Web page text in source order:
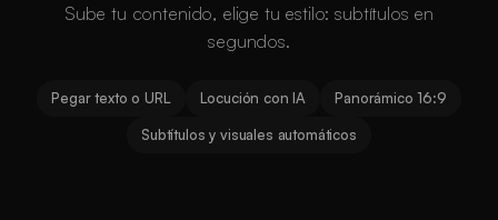
Sube tu contenido, elige tu estilo: subtítulos en
segundos.
Pegar texto o URL Locución con IA Panorámico 16:9
Subtítulos y visuales automáticos